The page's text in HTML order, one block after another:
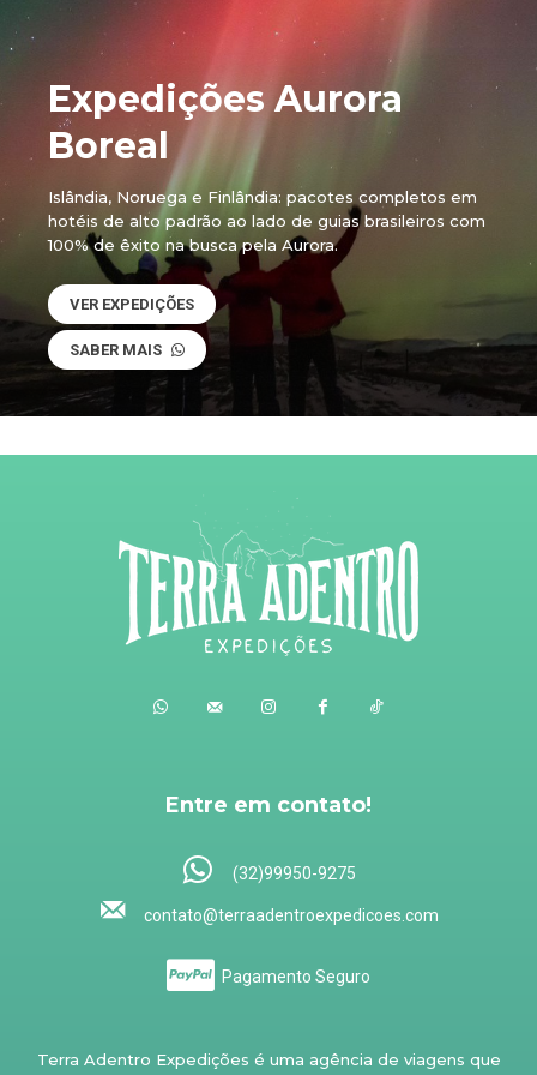
Expedições Aurora
Boreal
Islândia, Noruega e Finlândia: pacotes completos em
hotéis de alto padrão ao lado de guias brasileiros com
100% de êxito na busca pela Aurora.
VER EXPEDIÇÕES
SABER MAIS
Entre em contato!
(32)99950-9275
contato@terraadentroexpedicoes.com
Pagamento Seguro
Terra Adentro Expedições é uma agência de viagens que